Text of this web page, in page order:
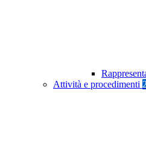
Attività e procedimenti 2